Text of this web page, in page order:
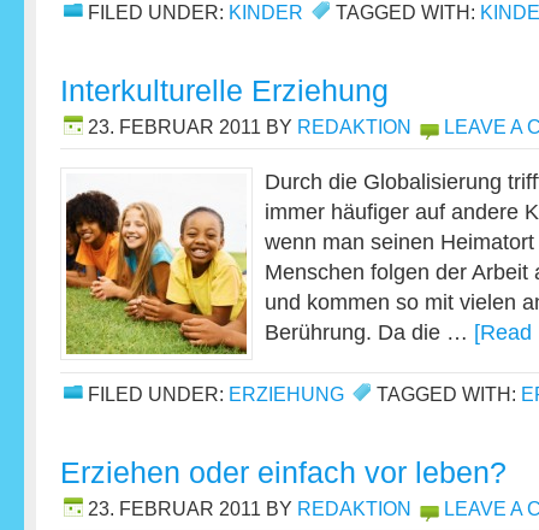
FILED UNDER: KINDER TAGGED WITH:
Interkulturelle Erziehung
23. FEBRUAR 2011 BY REDAKTION LEAVE A
Durch die Globalisierung
immer häufiger auf andere
wenn man seinen
Menschen folgen der
und kommen so mit vielen
Berührung. Da die … [Read
FILED UNDER: ERZIEHUNG TAGGED WITH:
Erziehen oder einfach vor leben?
23. FEBRUAR 2011 BY REDAKTION LEAVE A